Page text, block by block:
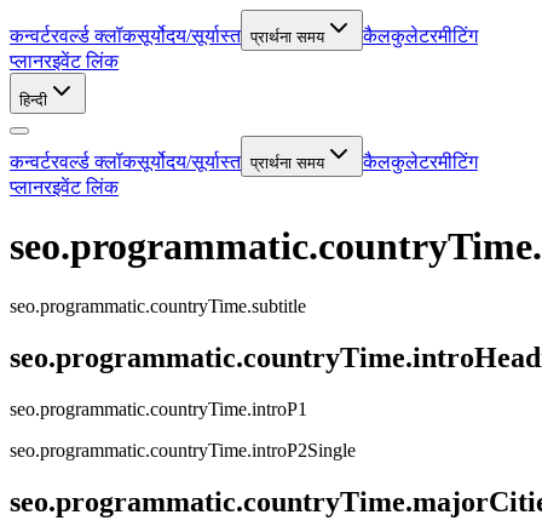
कन्वर्टरवर्ल्ड क्लॉकसूर्योदय/सूर्यास्त प्रार्थना समय कैलकुलेटरमीटिंग
प्लानरइवेंट लिंक
हिन्दी
कन्वर्टरवर्ल्ड क्लॉकसूर्योदय/सूर्यास्त प्रार्थना समय कैलकुलेटरमीटिंग
प्लानरइवेंट लिंक
seo.programmatic.countryTime.subtitle
seo.programmatic.countryTime.introP1
seo.programmatic.countryTime.introP2Single